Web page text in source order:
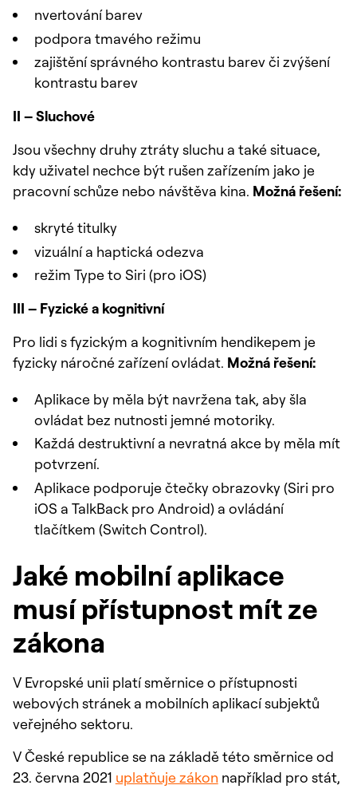
nvertování barev
podpora tmavého režimu
zajištění správného kontrastu barev či zvýšení
kontrastu barev
II – Sluchové
Jsou všechny druhy ztráty sluchu a také situace,
kdy uživatel nechce být rušen zařízením jako je
pracovní schůze nebo návštěva kina. Možná řešení:
skryté titulky
vizuální a haptická odezva
režim Type to Siri (pro iOS)
III – Fyzické a kognitivní
Pro lidi s fyzickým a kognitivním hendikepem je
fyzicky náročné zařízení ovládat. Možná řešení:
Aplikace by měla být navržena tak, aby šla
ovládat bez nutnosti jemné motoriky.
Každá destruktivní a nevratná akce by měla mít
potvrzení.
Aplikace podporuje čtečky obrazovky (Siri pro
iOS a TalkBack pro Android) a ovládání
tlačítkem (Switch Control).
Jaké mobilní aplikace
musí přístupnost mít ze
zákona
V Evropské unii platí směrnice o přístupnosti
webových stránek a mobilních aplikací subjektů
veřejného sektoru.
V České republice se na základě této směrnice od
23. června 2021 uplatňuje zákon například pro stát,